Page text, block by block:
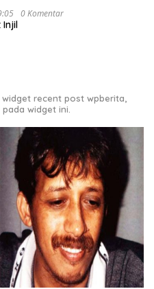
0 Komentar
Injil
recent post wpberita,
widget ini.